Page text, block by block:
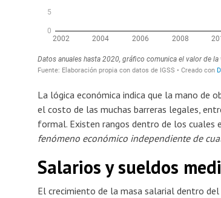
La lógica económica indica que la mano de
el costo de las muchas barreras legales,
formal. Existen rangos dentro de los cuales
fenómeno económico independiente de
Salarios y sueldos
El crecimiento de la masa salarial dentro